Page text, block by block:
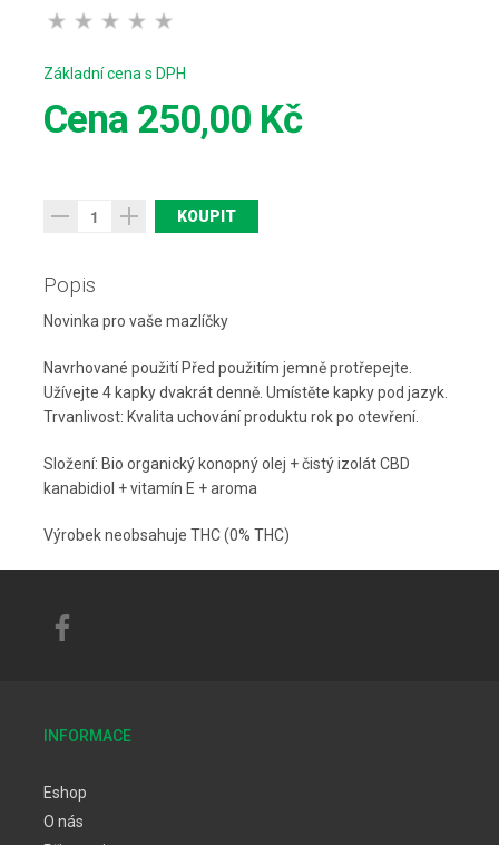
Základní cena s DPH
Cena 250,00 Kč
Popis
Novinka pro vaše mazlíčky
Navrhované použitíPřed použitím jemně protřepejte.
Užívejte 4 kapky dvakrát denně. Umístěte kapky pod jazyk.
Trvanlivost: Kvalita uchování produktu rok po otevření.
Složení: Bio organický konopný olej + čistý izolát CBD
kanabidiol + vitamín E + aroma
Výrobek neobsahuje THC (0% THC)
INFORMACE
Eshop
O nás